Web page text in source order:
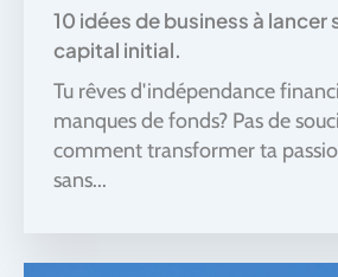
10 idées de business à lancer
capital initial.
Tu rêves d'indépendance
manques de fonds? Pas de
comment transformer ta
sans...